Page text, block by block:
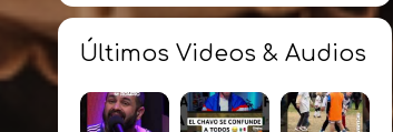
Últimos Videos & Audios